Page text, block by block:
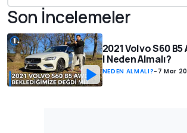
Son İncelemeler
2021 Volvo S60
| Neden Almalı?
NEDEN ALMALI?- 7 Mar